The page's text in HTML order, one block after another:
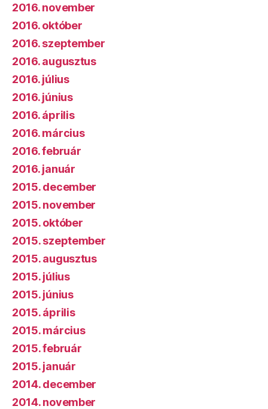
2016. november
2016. október
2016. szeptember
2016. augusztus
2016. július
2016. június
2016. április
2016. március
2016. február
2016. január
2015. december
2015. november
2015. október
2015. szeptember
2015. augusztus
2015. július
2015. június
2015. április
2015. március
2015. február
2015. január
2014. december
2014. november